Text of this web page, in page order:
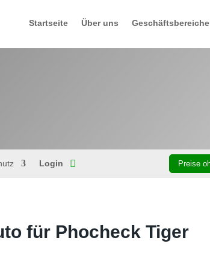
Startseite Über uns Geschäftsbereiche
Login
für Phocheck Tiger